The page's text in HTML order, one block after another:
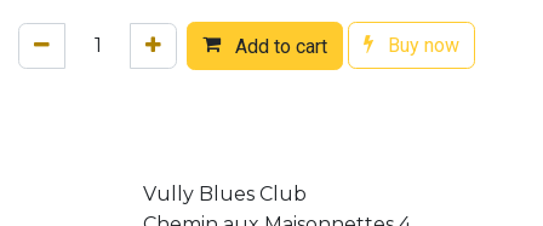
Add to cart Buy now
Vully Blues Club